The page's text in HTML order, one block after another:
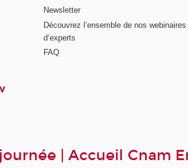
Newsletter
Découvrez l’ensemble de nos webinaires
d’experts
FAQ
| Accueil Cnam